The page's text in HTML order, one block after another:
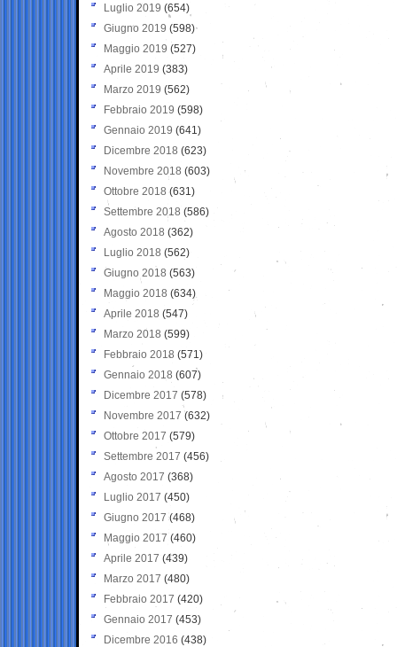
Luglio 2019 (654)
Giugno 2019 (598)
Maggio 2019 (527)
Aprile 2019 (383)
Marzo 2019 (562)
Febbraio 2019 (598)
Gennaio 2019 (641)
Dicembre 2018 (623)
Novembre 2018 (603)
Ottobre 2018 (631)
Settembre 2018 (586)
Agosto 2018 (362)
Luglio 2018 (562)
Giugno 2018 (563)
Maggio 2018 (634)
Aprile 2018 (547)
Marzo 2018 (599)
Febbraio 2018 (571)
Gennaio 2018 (607)
Dicembre 2017 (578)
Novembre 2017 (632)
Ottobre 2017 (579)
Settembre 2017 (456)
Agosto 2017 (368)
Luglio 2017 (450)
Giugno 2017 (468)
Maggio 2017 (460)
Aprile 2017 (439)
Marzo 2017 (480)
Febbraio 2017 (420)
Gennaio 2017 (453)
Dicembre 2016 (438)